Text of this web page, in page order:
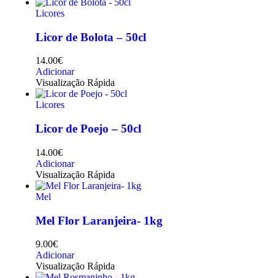
Licores
Licor de Bolota – 50cl
14.00€
Adicionar
Visualização Rápida
Licores
Licor de Poejo – 50cl
14.00€
Adicionar
Visualização Rápida
Mel
Mel Flor Laranjeira- 1kg
9.00€
Adicionar
Visualização Rápida